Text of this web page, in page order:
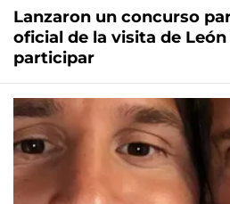
Lanzaron un concurso
oficial de la visita de
participar